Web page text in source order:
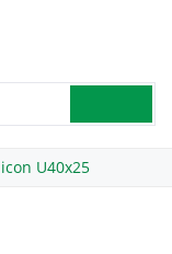
U40x25